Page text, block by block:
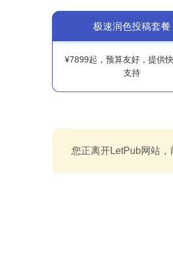
极速润色投稿套餐
¥7899起，预算友好，提供
支持
您正离开LetPub网站